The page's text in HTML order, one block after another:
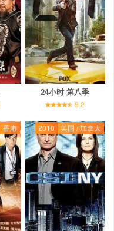
24小时 第八季
9.2
香港 2010 美国 / 加拿大